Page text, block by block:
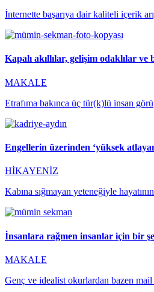
İnternette başarıya dair kaliteli içerik
Kapalı akıllılar, gelişim odaklılar ve
MAKALE
Etrafıma bakınca üç tür(k)lü insan
Engellerin üzerinden ‘yüksek
HİKAYENİZ
Kabına sığmayan yeteneğiyle
İnsanlara rağmen insanlar için bir
MAKALE
Genç ve idealist okurlardan bazen